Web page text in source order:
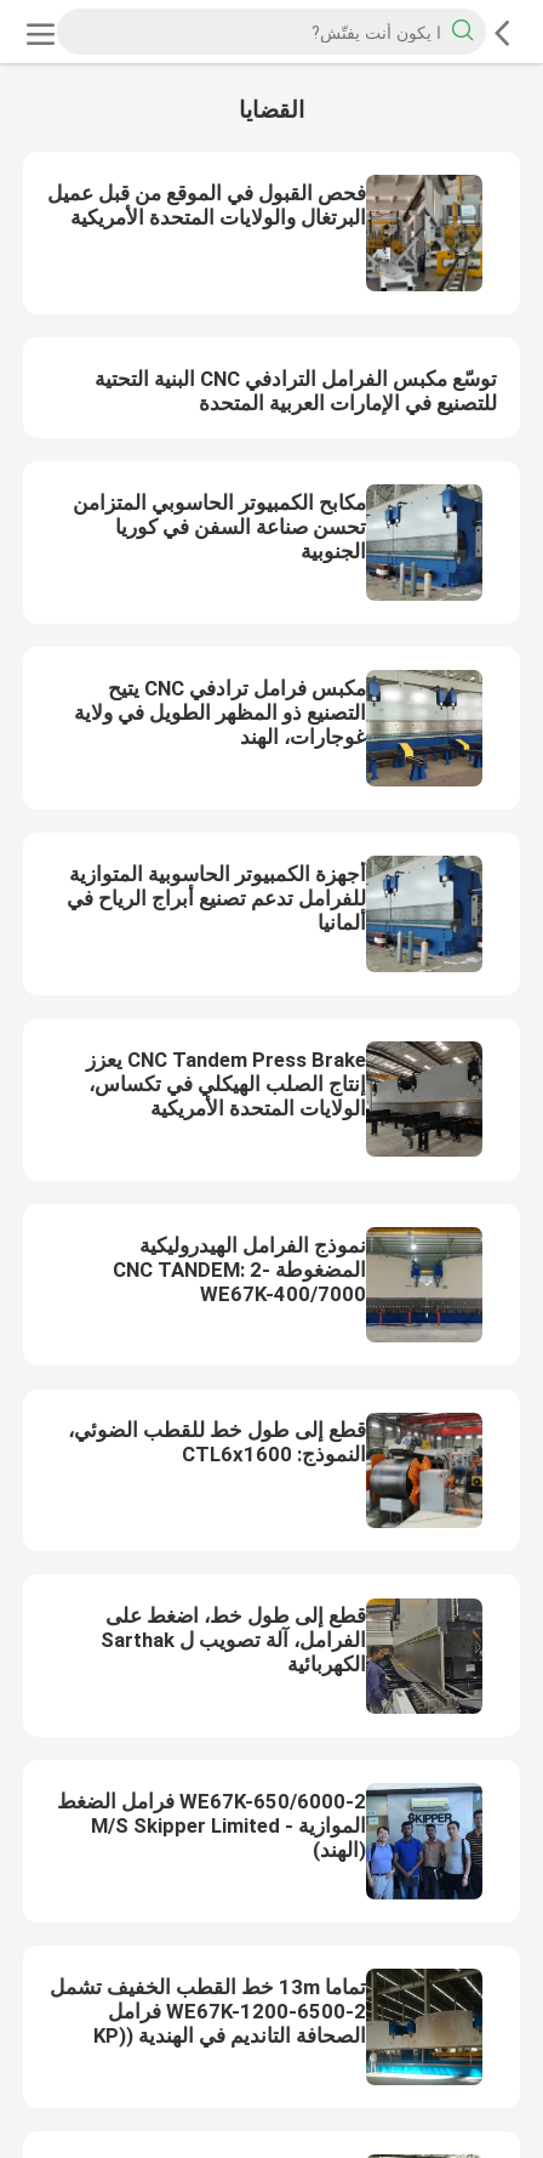
القضايا
فحص القبول في الموقع من قبل عميل
البرتغال والولايات المتحدة الأمريكية
توسّع مكبس الفرامل الترادفي CNC البنية التحتية
للتصنيع في الإمارات العربية المتحدة
مكابح الكمبيوتر الحاسوبي المتزامن
تحسن صناعة السفن في كوريا
الجنوبية
مكبس فرامل ترادفي CNC يتيح
التصنيع ذو المظهر الطويل في ولاية
غوجارات، الهند
أجهزة الكمبيوتر الحاسوبية المتوازية
للفرامل تدعم تصنيع أبراج الرياح في
ألمانيا
CNC Tandem Press Brake يعزز
إنتاج الصلب الهيكلي في تكساس،
الولايات المتحدة الأمريكية
نموذج الفرامل الهيدروليكية
المضغوطة CNC TANDEM: 2-
WE67K-400/7000
قطع إلى طول خط للقطب الضوئي،
النموذج: CTL6x1600
قطع إلى طول خط، اضغط على
الفرامل، آلة تصويب ل Sarthak
الكهربائية
2-WE67K-650/6000 فرامل الضغط
الموازية - M/S Skipper Limited
(الهند)
تماما 13m خط القطب الخفيف تشمل
2-WE67K-1200-6500 فرامل
الصحافة التانديم في الهندية ((KP
الخضراء الهندسة